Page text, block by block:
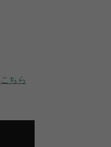
こちら